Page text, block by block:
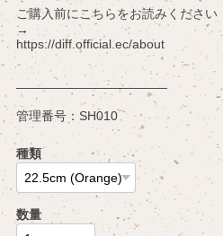
ご購入前にこちらをお読みください
→
https://diff.official.ec/about
————————————
管理番号：SH010
種類
数量